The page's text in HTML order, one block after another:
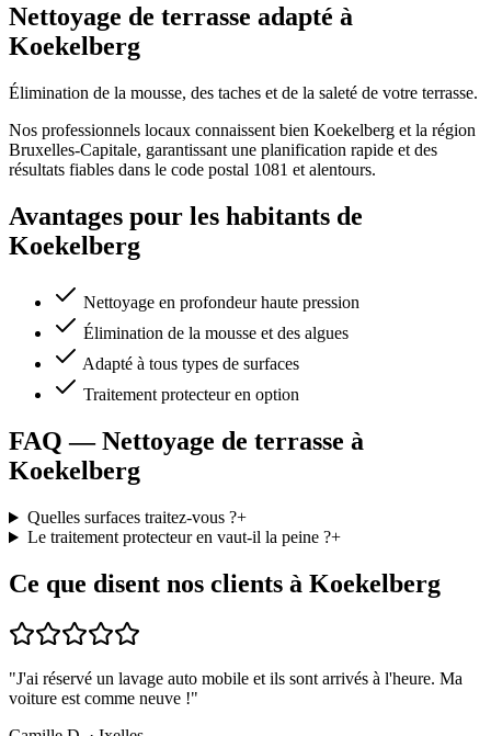
Nettoyage de terrasse adapté à
Koekelberg
Élimination de la mousse, des taches et de la saleté de votre terrasse.
Nos professionnels locaux connaissent bien Koekelberg et la région
Bruxelles-Capitale, garantissant une planification rapide et des
résultats fiables dans le code postal 1081 et alentours.
Avantages pour les habitants de
Koekelberg
Nettoyage en profondeur haute pression
Élimination de la mousse et des algues
Adapté à tous types de surfaces
Traitement protecteur en option
FAQ — Nettoyage de terrasse à
Koekelberg
Quelles surfaces traitez-vous ?+
Le traitement protecteur en vaut-il la peine ?+
Ce que disent nos clients à Koekelberg
"J'ai réservé un lavage auto mobile et ils sont arrivés à l'heure. Ma
voiture est comme neuve !"